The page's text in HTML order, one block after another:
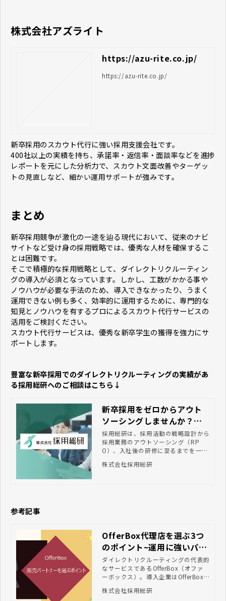
株式会社アズライト
https://azu-rite.co.jp/
https://azu-rite.co.jp/
新卒採用のスカウト代行に強い採用支援会社です。
400社以上の実績を持ち、承諾率・返信率・面談率などを進捗
レポートを元にした分析力で、 スカウト文面改善やターゲッ
トの見直しなど、細かい運用サポートが強みです。
まとめ
新卒採用競争が激化の一途を辿る現代において、従来のナビ
サイトなど受け身の採用戦略では、優秀な人材を確保するこ
とは困難です。
そこで積極的な採用戦略として、ダイレクトリクルーティン
グの導入が必須となっています。しかし、工数がかかる事や
ノウハウが必要な手法のため、導入できなかったり、うまく
運用できない例も多く、効率的に運用するために、専門的な
知見とノウハウを有するプロによるスカウト代行サービスの
活用をご検討ください。
スカウト代行サービスは、優秀な新卒学生の獲得を強力にサ
ポートします。
豊富な新卒採用でのダイレクトリクルーティングの実績があ
る採用総研へのご相談はこちら↓
新卒採用をゼロからアウト
ソーシングしませんか？｜
株式会社採用総研
採用総研は、採用活動の戦略設計から
採用業務のアウトソーシング（RP
O）、入社後の研修に至るまでを一気
採用支援会社です。新卒採用のプロに
株式会社採用総研
参考記事
OfferBox代理店を選ぶ3つ
のポイント~運用に強いパー
トナー5選
ダイレクトリクルーティングの代表的
なサービスであるOfferBox（オファ
ーボックス）。導入企業はOfferBox
の購入か、販売パートナー（代理店）
株式会社採用総研